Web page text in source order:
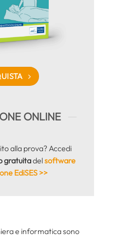
ONLINE
alla prova? Accedi
gratuitadelsoftware
EdiSES >>
e informatica sono